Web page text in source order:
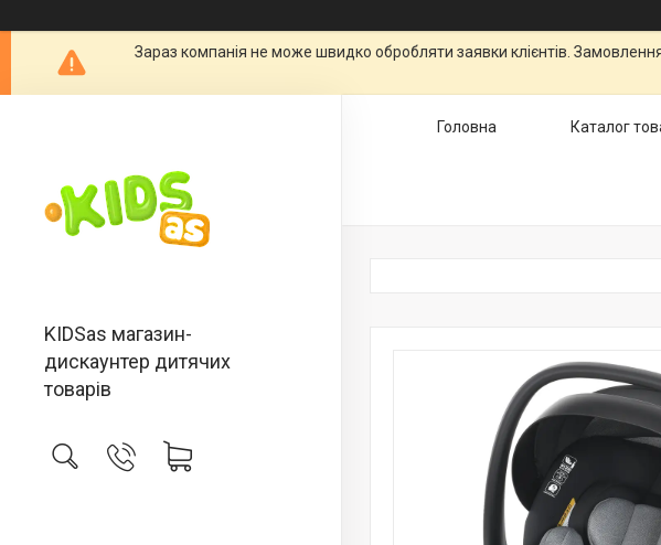
Зараз компанія не може швидко обробляти заявки клієнтів.
KIDSas магазин-
дискаунтер дитячих
товарів
Головна Каталог